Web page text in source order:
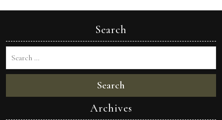
Search
Search
Archives